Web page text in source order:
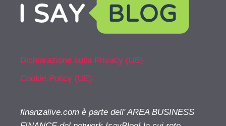
Dichiarazione sulla Privacy (UE)
Cookie Policy (UE)
finanzalive.com è parte dell' AREA BUSINESS